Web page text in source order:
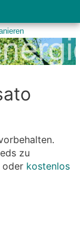
zu
oder kostenlos